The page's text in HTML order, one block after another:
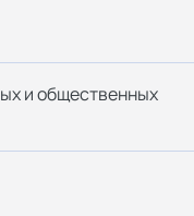
и общественных